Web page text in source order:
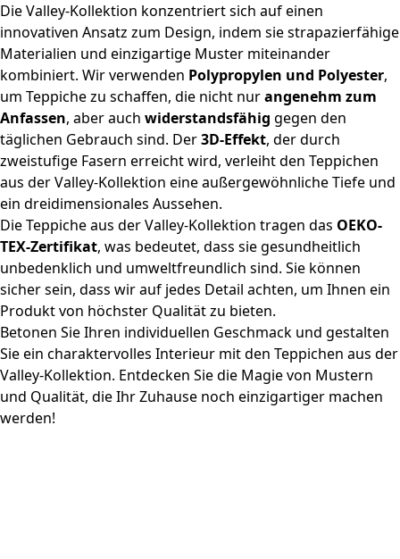
Die Valley-Kollektion konzentriert sich auf einen
innovativen Ansatz zum Design, indem sie strapazierfähige
Materialien und einzigartige Muster miteinander
kombiniert. Wir verwenden Polypropylen und Polyester,
um Teppiche zu schaffen, die nicht nurangenehm zum
Anfassen, aber auch widerstandsfähig gegen den
täglichen Gebrauch sind. Der3D-Effekt, der durch
zweistufige Fasern erreicht wird, verleiht den Teppichen
aus der Valley-Kollektion eine außergewöhnliche Tiefe und
ein dreidimensionales Aussehen.
Die Teppiche aus der Valley-Kollektion tragen das OEKO-
TEX-Zertifikat, was bedeutet, dass sie gesundheitlich
unbedenklich und umweltfreundlich sind. Sie können
sicher sein, dass wir auf jedes Detail achten, um Ihnen ein
Produkt von höchster Qualität zu bieten.
Betonen Sie Ihren individuellen Geschmack und gestalten
Sie ein charaktervolles Interieur mit den Teppichen aus der
Valley-Kollektion. Entdecken Sie die Magie von Mustern
und Qualität, die Ihr Zuhause noch einzigartiger machen
werden!